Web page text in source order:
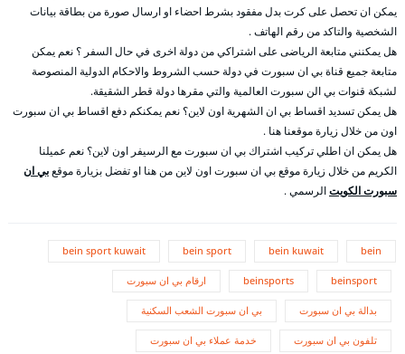
يمكن ان تحصل على كرت بدل مفقود بشرط احضاء او ارسال صورة من بطاقة بيانات
الشخصية والتاكد من رقم الهاتف .
هل يمكنني متابعة الرياضى على اشتراكي من دولة اخرى في حال السفر ؟ نعم يمكن
متابعة جميع قناة بي ان سبورت في دولة حسب الشروط والاحكام الدولية المنصوصة
لشبكة قنوات بي الن سبورت العالمية والتي مقرها دولة قطر الشقيقة.
هل يمكن تسديد اقساط بي ان الشهرية اون لاين؟ نعم يمكنكم دفع اقساط بي ان سبورت
اون من خلال زيارة موقعنا هنا .
هل يمكن ان اطلي تركيب اشتراك بي ان سبورت مع الرسيفر اون لاين؟ نعم عميلنا
الكريم من خلال زيارة موقع بي ان سبورت اون لاين من هنا او تفضل بزيارة موقعبي ان
سبورت الكويتالرسمي .
bein
bein kuwait
bein sport
bein sport kuwait
beinsport
beinsports ارقام بي ان سبورت
بدالة بي ان سبورت بي ان سبورت الشعب السكنية
تلفون بي ان سبورت خدمة عملاء بي ان سبورت